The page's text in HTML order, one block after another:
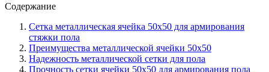
Содержание
Сетка металлическая ячейка 50х50 для армирования
стяжки пола
Преимущества металлической ячейки 50х50
Надежность металлической сетки для пола
Прочность сетки ячейки 50х50 для армирования пола